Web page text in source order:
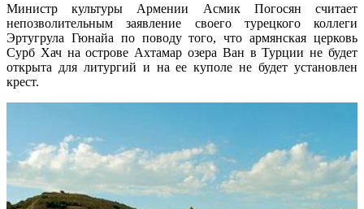
Министр культуры Армении Асмик Погосян считает
непозволительным заявление своего турецкого коллеги
Эртугрула Гюнайа по поводу того, что армянская церковь
Сурб Хач на острове Ахтамар озера Ван в Турции не будет
открыта для литургий и на ее куполе не будет установлен
крест.